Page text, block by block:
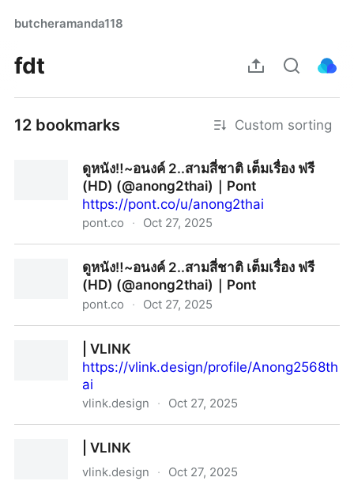
butcheramanda118
fdt
12 bookmarks Custom sorting
ดูหนัง‼️~อนงค์ 2..สามสี่ชาติ เต็มเรื่อง ฟรี
(HD) (@anong2thai)｜Pont
https://pont.co/u/anong2thai
pont.co · Oct 27, 2025
(@anong2thai)｜Pont
ดูหนัง‼️~อนงค์ 2..สามสี่ชาติ เต็มเรื่อง ฟรี
(HD) (@anong2thai)｜Pont
pont.co · Oct 27, 2025
(@anong2thai)｜Pont
| VLINK
https://vlink.design/profile/Anong2568th
ai
vlink.design · Oct 27, 2025
| VLINK
vlink.design · Oct 27, 2025